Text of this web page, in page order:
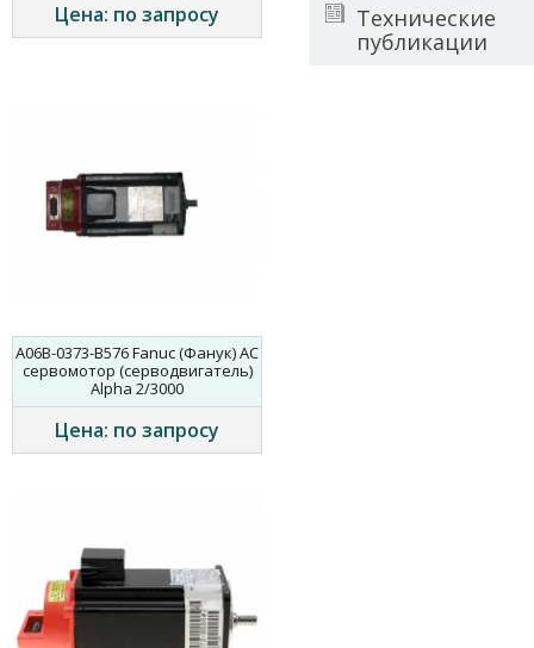
Цена: по запросу
A06B-0373-B576 Fanuc (Фанук) AC
сервомотор (серводвигатель)
Alpha 2/3000
Цена: по запросу
Технические
публикации